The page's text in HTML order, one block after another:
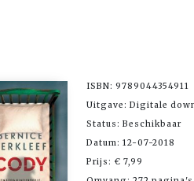
ISBN: 9789044354911
Uitgave: Digitale
Status: Beschikbaar
Datum: 12-07-2018
Prijs: € 7,99